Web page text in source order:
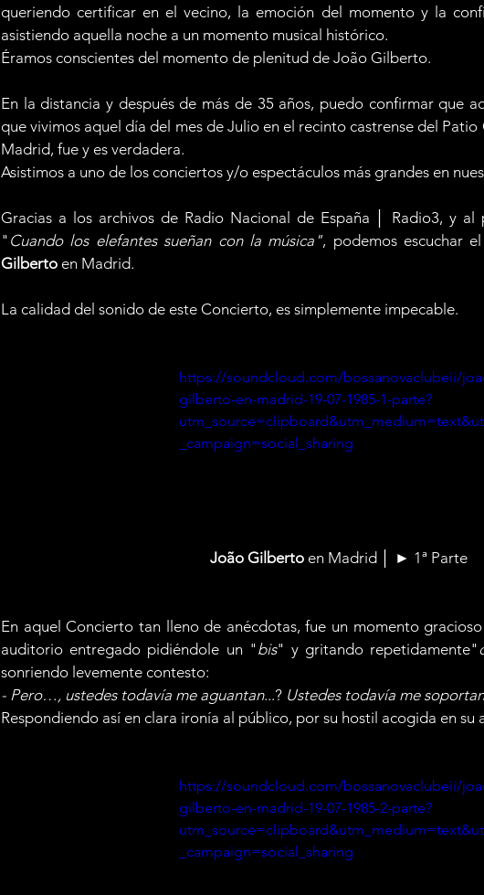
queriendo certificar en el vecino, la emoción del momento y la
asistiendo aquella noche a un momento musical histórico.
Éramos conscientes del momento de plenitud de João Gilberto.
En la distancia y después de más de 35 años, puedo confirmar que
que vivimos aquel día del mes de Julio en el recinto castrense del
Madrid, fue y es verdadera.
Asistimos a uno de los conciertos y/o espectáculos más grandes en
Gracias a los archivos de Radio Nacional de España │ Radio3, y al
" Cuando los elefantes sueñan con la música", podemos escuchar
Gilberto en Madrid.
La calidad del sonido de este Concierto, es simplemente impecable.
https://soundcloud.com/bossanovaclubeii/
gilberto-en-madrid-19-07-1985-1-parte?
_campaign=social_sharing
João Gilberto en Madrid │ ► 1ª Parte
En aquel Concierto tan lleno de anécdotas, fue un momento
auditorio entregado pidiéndole un "bis" y gritando repetidamente"
sonriendo levemente contesto:
- Pero…, ustedes todavía me aguantan...? Ustedes todavía me soportan
Respondiendo así en clara ironía al público, por su hostil acogida en su
https://soundcloud.com/bossanovaclubeii/
gilberto-en-madrid-19-07-1985-2-parte?
_campaign=social_sharing